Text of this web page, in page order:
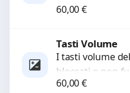
professionale di
60,00€
Tasti Volume
I tasti volume
bloccati o non
servizio di
60,00€